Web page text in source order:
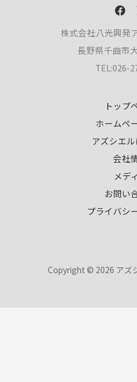
株式会社八光興発
長野県千曲市
TEL:026-
トップ
ホームペ
アズシエ
会社
メデ
お問い
プライバシ
Copyright © 2026 アズ